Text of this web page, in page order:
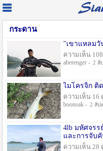
กระดาน
"เขาแหลม
ความเห็น
aberenger - 2 สั
ไมโครจิ้ก ติ
ความเห็น 16
boonsak - 2 สัป
4lb มหัศจร
และการจับ
ความเห็น 28